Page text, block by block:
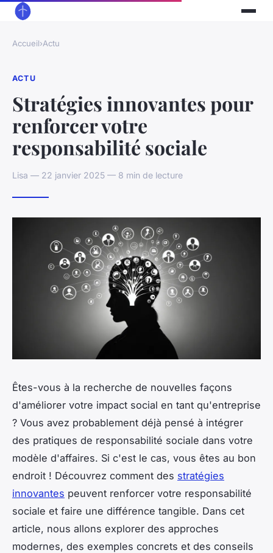
Accueil›Actu
ACTU
Stratégies innovantes pour
renforcer votre
responsabilité sociale
Lisa — 22 janvier 2025 — 8 min de lecture
Êtes-vous à la recherche de nouvelles façons
d'améliorer votre impact social en tant qu'entreprise
? Vous avez probablement déjà pensé à intégrer
des pratiques de responsabilité sociale dans votre
modèle d'affaires. Si c'est le cas, vous êtes au bon
endroit ! Découvrez comment des stratégies
innovantes peuvent renforcer votre responsabilité
sociale et faire une différence tangible. Dans cet
article, nous allons explorer des approches
modernes, des exemples concrets et des conseils